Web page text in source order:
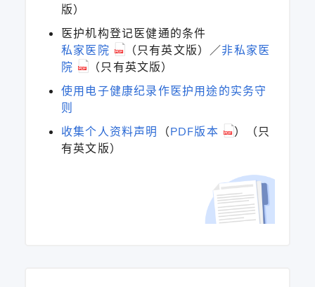
版）
医护机构登记医健通的条件
私家医院
（只有英文版）／非私家医
院
（只有英文版）
使用电子健康纪录作医护用途的实务守
则
收集个人资料声明
（PDF版本
）（只
有英文版）